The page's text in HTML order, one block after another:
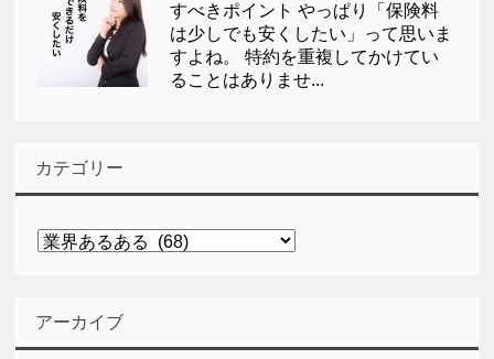
すべきポイント やっぱり「保険料
は少しでも安くしたい」って思いま
すよね。 特約を重複してかけてい
ることはありませ...
カテゴリー
カ
ー
アーカイブ